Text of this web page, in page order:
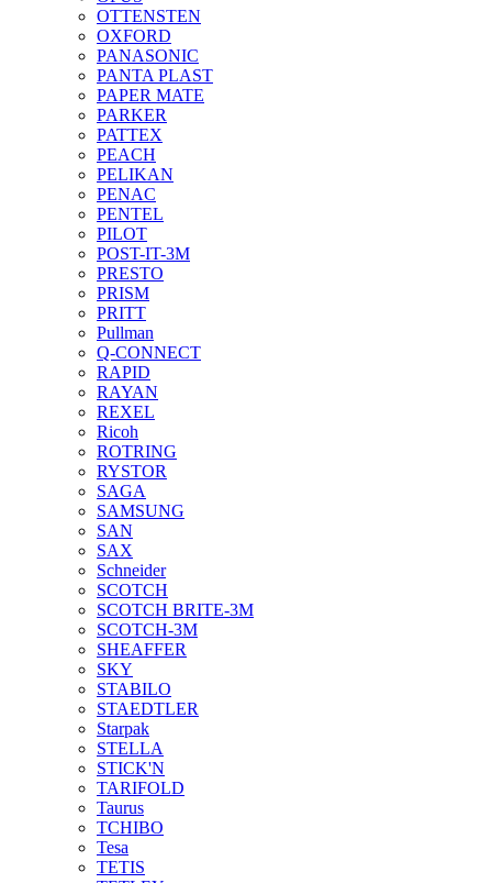
OTTENSTEN
OXFORD
PANASONIC
PANTA PLAST
PAPER MATE
PARKER
PATTEX
PEACH
PELIKAN
PENAC
PENTEL
PILOT
POST-IT-3M
PRESTO
PRISM
PRITT
Pullman
Q-CONNECT
RAPID
RAYAN
REXEL
Ricoh
ROTRING
RYSTOR
SAGA
SAMSUNG
SAN
SAX
Schneider
SCOTCH
SCOTCH BRITE-3M
SCOTCH-3M
SHEAFFER
SKY
STABILO
STAEDTLER
Starpak
STELLA
STICK'N
TARIFOLD
Taurus
TCHIBO
Tesa
TETIS